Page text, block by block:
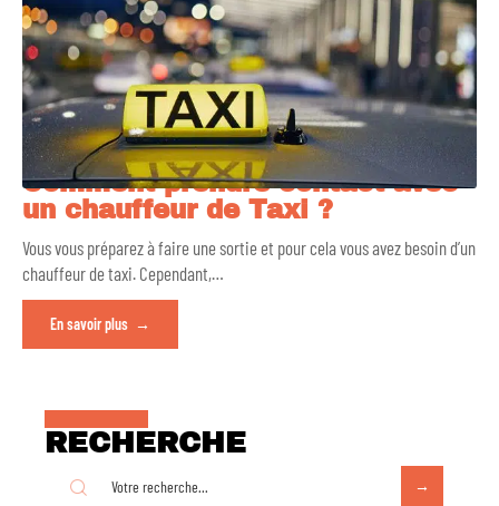
Comment prendre contact avec
un chauffeur de Taxi ?
Vous vous préparez à faire une sortie et pour cela vous avez besoin d’un
chauffeur de taxi. Cependant,…
En savoir plus
RECHERCHE